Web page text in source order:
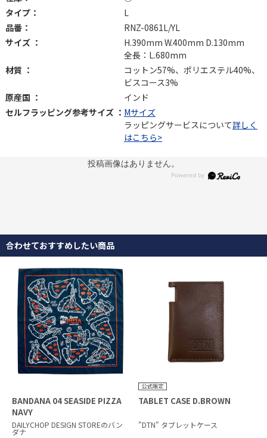
タイプ：
L
品番：
RNZ-0861L/YL
サイズ ：
H.390mm W.400mm D.130mm
全長：L.680mm
材質 ：
コットン57%、ポリエステル40%、
ビスコース3%
原産国 ：
インド
セルフラッピング参考サイズ ： Mサイズ
ラッピングサービスについて詳しく
はこちら>
投稿画像はありません。
合わせておすすめしたい商品
BANDANA 04 SEASIDE PIZZA
NAVY
DAILYCHOP DESIGN STOREのバン
ダナ
TABLET CASE D.BROWN
"DTN" タブレットケース